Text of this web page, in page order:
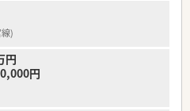
うことを目的としています。
・消化器科・小児科の処方箋をメイン
。
パート2名が在籍しており、常時2名
)
円
円